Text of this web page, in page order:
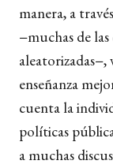
manera, a
−muchas de
aleatorizadas−,
enseñanza
cuenta la
políticas
a muchas